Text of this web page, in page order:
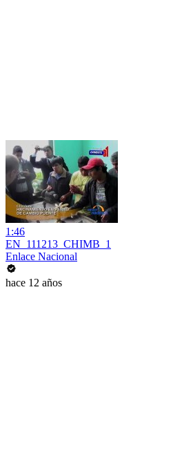
1:46
EN_111213_CHIMB_1
Enlace Nacional
hace 12 años